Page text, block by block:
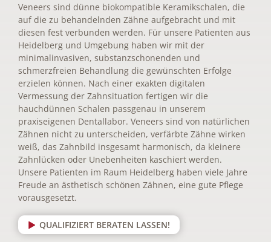
Veneers sind dünne biokompatible Keramikschalen, die
auf die zu behandelnden Zähne aufgebracht und mit
diesen fest verbunden werden. Für unsere Patienten aus
Heidelberg und Umgebung haben wir mit der
minimalinvasiven, substanzschonenden und
schmerzfreien Behandlung die gewünschten Erfolge
erzielen können. Nach einer exakten digitalen
Vermessung der Zahnsituation fertigen wir die
hauchdünnen Schalen passgenau in unserem
praxiseigenen Dentallabor. Veneers sind von natürlichen
Zähnen nicht zu unterscheiden, verfärbte Zähne wirken
weiß, das Zahnbild insgesamt harmonisch, da kleinere
Zahnlücken oder Unebenheiten kaschiert werden.
Unsere Patienten im Raum Heidelberg haben viele Jahre
Freude an ästhetisch schönen Zähnen, eine gute Pflege
vorausgesetzt.
QUALIFIZIERT BERATEN LASSEN!